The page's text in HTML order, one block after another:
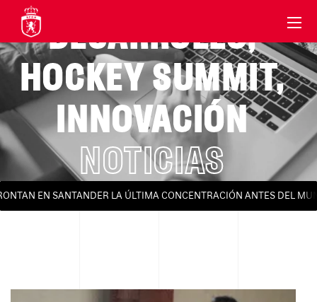
DESARROLLO,
HOCKEY SUMMIT,
INNOVACIÓN
NOTICIAS
EN SANTANDER LA ÚLTIMA CONCENTRACIÓN ANTES DEL